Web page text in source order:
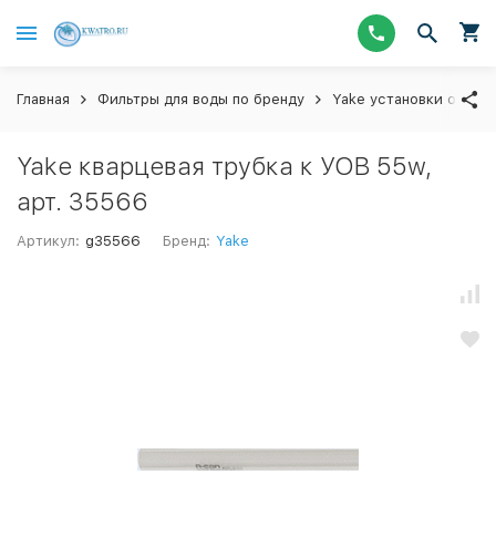
Главная Фильтры для воды по бренду Yake установки
Yake кварцевая трубка к УОВ 55w,
арт. 35566
Артикул: g35566 Бренд: Yake